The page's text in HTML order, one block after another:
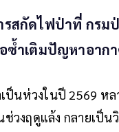
รสกัดไฟป่าที่ กรม
ซ้ำเติมปัญหาอาก
ป็นห่วงในปี 2569 ห
วงฤดูแล้ง กลายเป็